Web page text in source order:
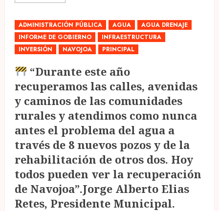
ADMINISTRACIÓN PÚBLICA AGUA
AGUA DRENAJE
INFORME DE GOBIERNO
INFRAESTRUCTURA
INVERSIÓN
NAVOJOA PRINCIPAL
“Durante este año
recuperamos las calles, avenidas
y caminos de las comunidades
rurales y atendimos como nunca
antes el problema del agua a
través de 8 nuevos pozos y de la
rehabilitación de otros dos. Hoy
todos pueden ver la recuperación
de Navojoa”.Jorge Alberto Elias
Retes, Presidente Municipal.